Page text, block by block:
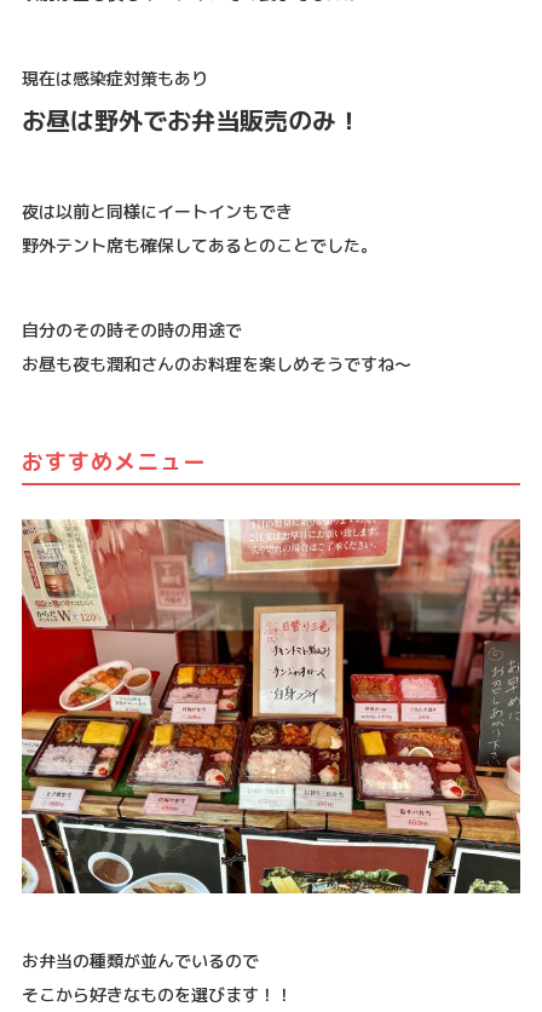
現在は感染症対策もあり
お昼は野外でお弁当販売のみ！
夜は以前と同様にイートインもでき
野外テント席も確保してあるとのことでした。
自分のその時その時の用途で
お昼も夜も潤和さんのお料理を楽しめそうですね〜
おすすめメニュー
お弁当の種類が並んでいるので
そこから好きなものを選びます！！